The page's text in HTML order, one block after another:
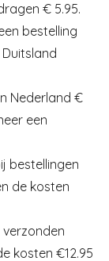
€ 5.95.
bestelling
Nederland €
een
bestellingen
de kosten
kosten €12.95